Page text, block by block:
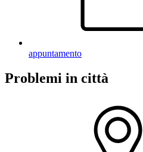
appuntamento
Problemi in città